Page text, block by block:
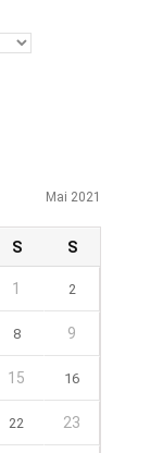
Mai 2021
S S
1 2
8 9
15 16
22 23